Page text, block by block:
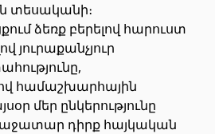
և պրոֆիլներ
(20)
լամպեր(28)
տեսականի։
ձեռք բերելով հարուստ
յուրաքանչյուր
համաշխարհային
մեր ընկերությունը
դիրք հայկական